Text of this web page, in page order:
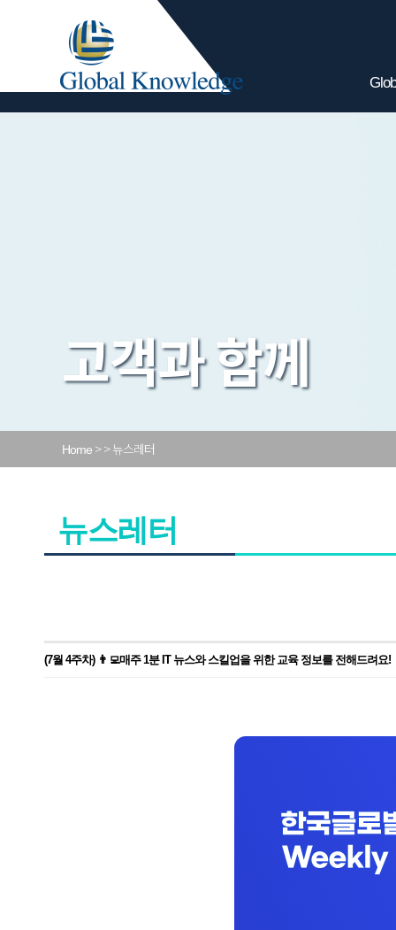
고객과 함께
Home >> 뉴스레터
뉴스레터
(7월 4주차) 👨‍💻매주 1분 IT 뉴스와 스킬업을 위한 교육 정보를 전해드려요!